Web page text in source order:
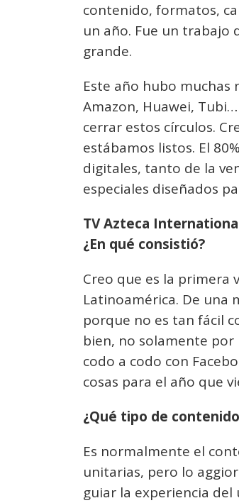
contenido, formatos,
un año. Fue un trabajo
grande.
Este año hubo muchas
Amazon, Huawei,
cerrar estos círculos.
estábamos listos. El
digitales, tanto de la
especiales diseñados
TV Azteca
¿En qué consistió?
Creo que es la primera
Latinoamérica. De una
porque no es tan fácil
bien, no solamente
codo a codo con
cosas para el año que
¿Qué tipo de
Es normalmente el
unitarias, pero lo
guiar la experiencia